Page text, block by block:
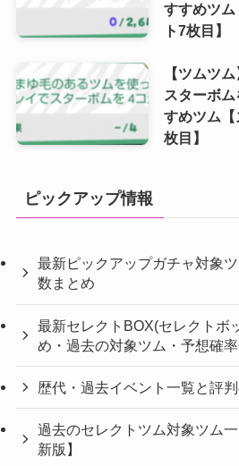
すすめツ
ト7枚目】
【ツムツ
スターボ
すめツム
枚目】
ピックアップ情報
最新ピックアップガチャ対象
数まとめ
最新セレクトBOX(セレクトボ
め・過去の対象ツム・予想確
歴代・過去イベント一覧と評
過去のセレクトツム対象ツム
新版】